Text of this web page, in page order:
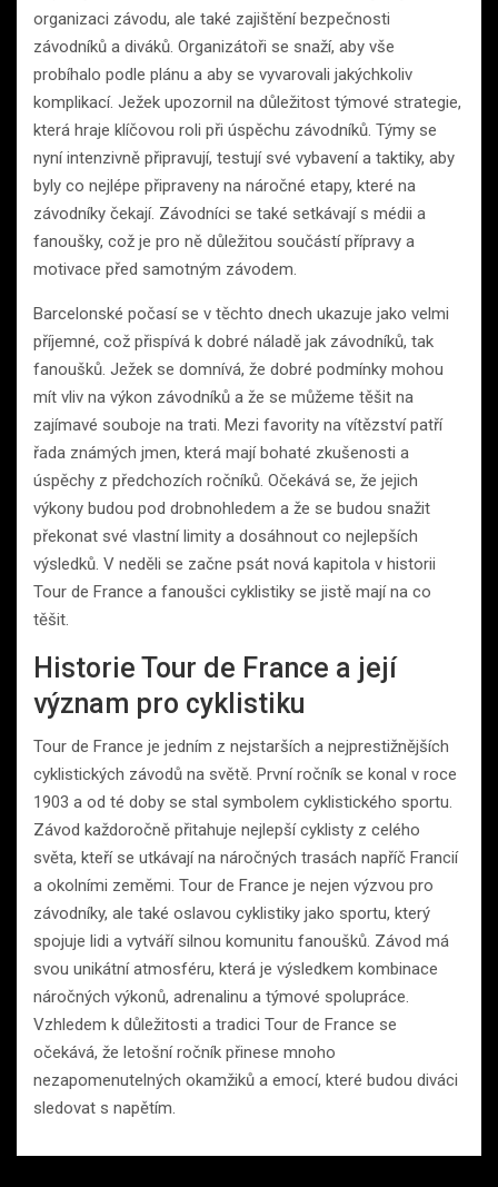
organizaci závodu, ale také zajištění bezpečnosti
závodníků a diváků. Organizátoři se snaží, aby vše
probíhalo podle plánu a aby se vyvarovali jakýchkoliv
komplikací. Ježek upozornil na důležitost týmové strategie,
která hraje klíčovou roli při úspěchu závodníků. Týmy se
nyní intenzivně připravují, testují své vybavení a taktiky, aby
byly co nejlépe připraveny na náročné etapy, které na
závodníky čekají. Závodníci se také setkávají s médii a
fanoušky, což je pro ně důležitou součástí přípravy a
motivace před samotným závodem.
Barcelonské počasí se v těchto dnech ukazuje jako velmi
příjemné, což přispívá k dobré náladě jak závodníků, tak
fanoušků. Ježek se domnívá, že dobré podmínky mohou
mít vliv na výkon závodníků a že se můžeme těšit na
zajímavé souboje na trati. Mezi favority na vítězství patří
řada známých jmen, která mají bohaté zkušenosti a
úspěchy z předchozích ročníků. Očekává se, že jejich
výkony budou pod drobnohledem a že se budou snažit
překonat své vlastní limity a dosáhnout co nejlepších
výsledků. V neděli se začne psát nová kapitola v historii
Tour de France a fanoušci cyklistiky se jistě mají na co
těšit.
Historie Tour de France a její
význam pro cyklistiku
Tour de France je jedním z nejstarších a nejprestižnějších
cyklistických závodů na světě. První ročník se konal v roce
1903 a od té doby se stal symbolem cyklistického sportu.
Závod každoročně přitahuje nejlepší cyklisty z celého
světa, kteří se utkávají na náročných trasách napříč Francií
a okolními zeměmi. Tour de France je nejen výzvou pro
závodníky, ale také oslavou cyklistiky jako sportu, který
spojuje lidi a vytváří silnou komunitu fanoušků. Závod má
svou unikátní atmosféru, která je výsledkem kombinace
náročných výkonů, adrenalinu a týmové spolupráce.
Vzhledem k důležitosti a tradici Tour de France se
očekává, že letošní ročník přinese mnoho
nezapomenutelných okamžiků a emocí, které budou diváci
sledovat s napětím.